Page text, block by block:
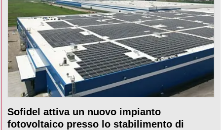
Sofidel attiva un nuovo impianto
fotovoltaico presso lo stabilimento di